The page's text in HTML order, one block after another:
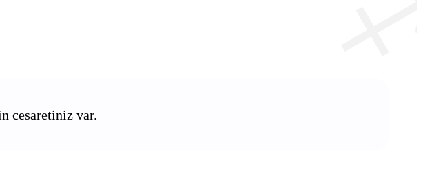
cesaretiniz var.